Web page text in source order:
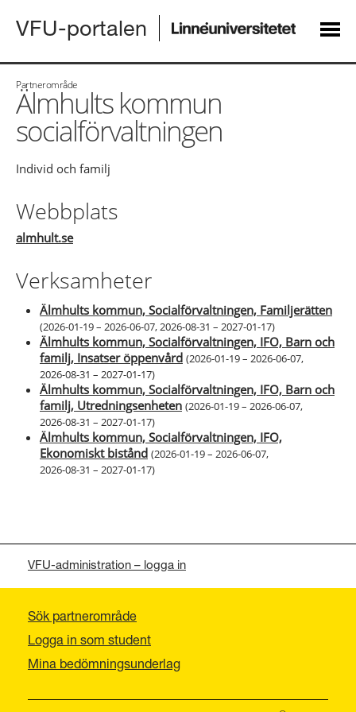
VFU-portalen
Partnerområde
Älmhults kommun
socialförvaltningen
Individ och familj
Webbplats
almhult.se
Verksamheter
Älmhults kommun, Socialförvaltningen, Familjerätten
(2026-01-19 – 2026-06-07,2026-08-31 – 2027-01-17)
Älmhults kommun, Socialförvaltningen, IFO, Barn och
familj, Insatser öppenvård (2026-01-19 – 2026-06-07,
2026-08-31 – 2027-01-17)
Älmhults kommun, Socialförvaltningen, IFO, Barn och
familj, Utredningsenheten (2026-01-19 – 2026-06-07,
2026-08-31 – 2027-01-17)
Älmhults kommun, Socialförvaltningen, IFO,
Ekonomiskt bistånd (2026-01-19 – 2026-06-07,
2026-08-31 – 2027-01-17)
VFU-administration – logga in
Sök partnerområde
Logga in som student
Mina bedömningsunderlag